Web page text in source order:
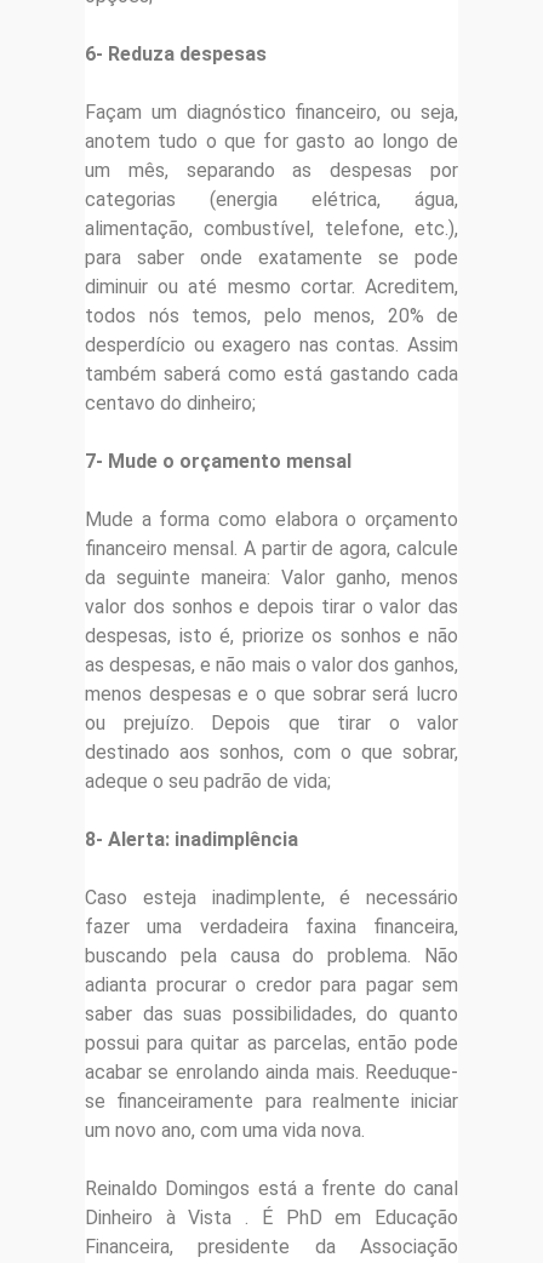
6- Reduza despesas
Façam um diagnóstico financeiro, ou seja,
anotem tudo o que for gasto ao longo de
um mês, separando as despesas por
categorias (energia elétrica, água,
alimentação, combustível, telefone, etc.),
para saber onde exatamente se pode
diminuir ou até mesmo cortar. Acreditem,
todos nós temos, pelo menos, 20% de
desperdício ou exagero nas contas. Assim
também saberá como está gastando cada
centavo do dinheiro;
7- Mude o orçamento mensal
Mude a forma como elabora o orçamento
financeiro mensal. A partir de agora, calcule
da seguinte maneira: Valor ganho, menos
valor dos sonhos e depois tirar o valor das
despesas, isto é, priorize os sonhos e não
as despesas, e não mais o valor dos ganhos,
menos despesas e o que sobrar será lucro
ou prejuízo. Depois que tirar o valor
destinado aos sonhos, com o que sobrar,
adeque o seu padrão de vida;
8- Alerta: inadimplência
Caso esteja inadimplente, é necessário
fazer uma verdadeira faxina financeira,
buscando pela causa do problema. Não
adianta procurar o credor para pagar sem
saber das suas possibilidades, do quanto
possui para quitar as parcelas, então pode
acabar se enrolando ainda mais. Reeduque-
se financeiramente para realmente iniciar
um novo ano, com uma vida nova.
Reinaldo Domingos está a frente do canal
Dinheiro à Vista . É PhD em Educação
Financeira, presidente da Associação